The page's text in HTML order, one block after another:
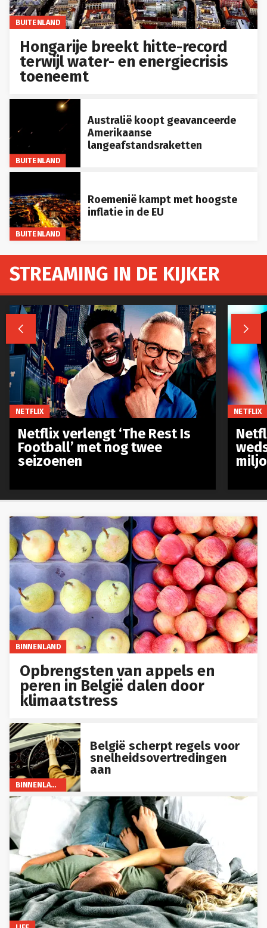
BUITENLAND
Hongarije breekt hitte-record
terwijl water- en energiecrisis
toeneemt
BUITENLAND
Australië koopt geavanceerde
Amerikaanse
langeafstandsraketten
BUITENLAND
Roemenië kampt met hoogste
inflatie in de EU
BINNENLAND
Opbrengsten van appels en
peren in België dalen door
klimaatstress
BINNENLAND
België scherpt regels voor
snelheidsovertredingen
aan
STREAMING IN DE KIJKER
 
NETFLIX
Netflix verlengt ‘The Rest Is
Football’ met nog twee
seizoenen
NETFLIX